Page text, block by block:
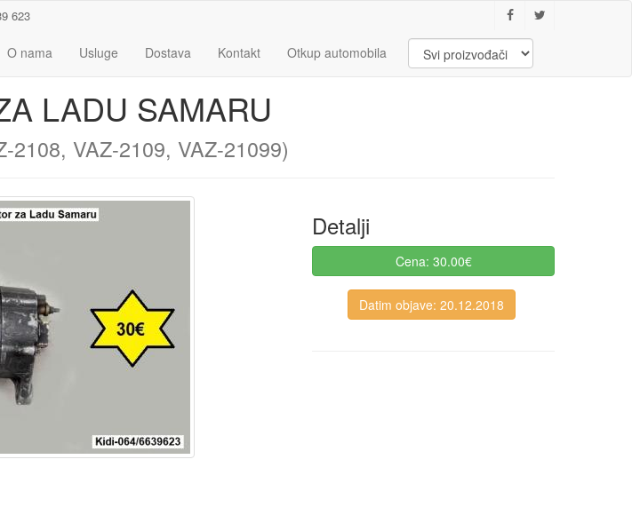
623
O nama Usluge Dostava Kontakt Otkup automobila
LADU SAMARU
VAZ-2109, VAZ-21099)
Detalji
Cena: 30.00€
Datim objave: 20.12.2018